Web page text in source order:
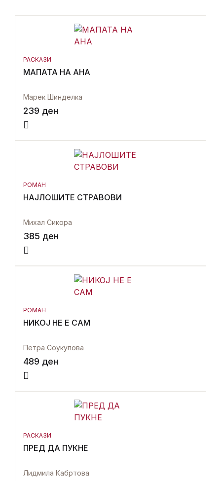
РАСКАЗИ
МАПАТА НА АНА
Марек Шинделка
239 ден
РОМАН
НАЈЛОШИТЕ СТРАВОВИ
Михал Сикора
385 ден
РОМАН
НИКОЈ НЕ Е САМ
Петра Соукупова
489 ден
РАСКАЗИ
ПРЕД ДА ПУКНЕ
Лидмила Кабртова